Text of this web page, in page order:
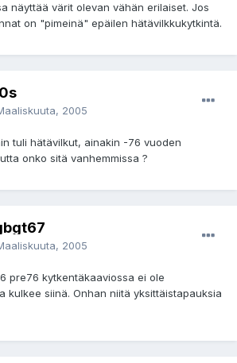
näyttää värit olevan vähän erilaiset. Jos
on "pimeinä" epäilen hätävilkkukytkintä.
2005
tuli hätävilkut, ainakin -76 vuoden
onko sitä vanhemmissa ?
2005
pre76 kytkentäkaaviossa ei ole
kulkee siinä. Onhan niitä yksittäistapauksia